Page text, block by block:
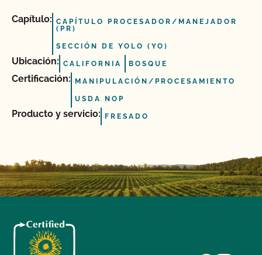
Capítulo: CAPÍTULO PROCESADOR/MANEJADOR
(PR)
SECCIÓN DE YOLO (YO)
Ubicación: CALIFORNIA BOSQUE
Certificación: MANIPULACIÓN/PROCESAMIENTO
USDA NOP
Producto y servicio: FRESADO